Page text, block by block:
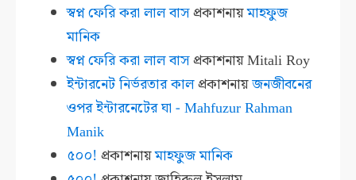
স্বপ্ন ফেরি করা লাল বাসপ্রকাশনায়মাহফুজ
মানিক
স্বপ্ন ফেরি করা লাল বাসপ্রকাশনায়Mitali Roy
ইন্টারনেট নির্ভরতার কালপ্রকাশনায়জনজীবনের
ওপর ইন্টারনেটের ঘা - Mahfuzur Rahman
Manik
৫০০! প্রকাশনায়মাহফুজ মানিক